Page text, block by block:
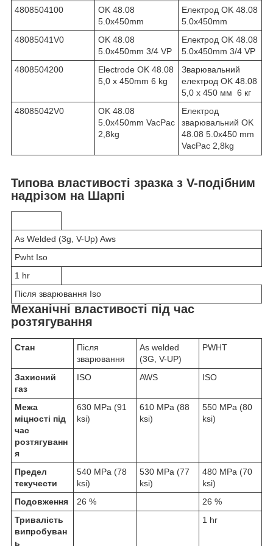
4808504100
OK 48.08
5.0x450mm
Електрод OK 48.08
5.0x450mm
48085041V0
OK 48.08
5.0x450mm 3/4 VP
Електрод OK 48.08
5.0x450mm 3/4 VP
4808504200
Electrode OK 48.08
5,0 x 450mm 6 kg
Зварювальний
електрод OK 48.08
5,0 x 450 мм 6 кг
48085042V0
OK 48.08
5.0x450mm VacPac
2,8kg
Електрод
зварювальний OK
48.08 5.0x450 mm
VacPac 2,8kg
Типова властивості зразка з V-подібним
надрізом на Шарпі
As Welded (3g, V-Up) Aws
Pwht Iso
1 hr
Після зварювання Iso
Механічні властивості під час
розтягування
Стан
Після
зварювання
As welded
(3G, V-UP)
PWHT
Захисний
газ
ISO AWS ISO
Межа
міцності під
час
розтягуванн
я
630 MPa (91
ksi)
610 MPa (88
ksi)
550 MPa (80
ksi)
Предел
текучести
540 MPa (78
ksi)
530 MPa (77
ksi)
480 MPa (70
ksi)
Подовження
26 %
26 %
Тривалість
випробуван
ь
1 hr